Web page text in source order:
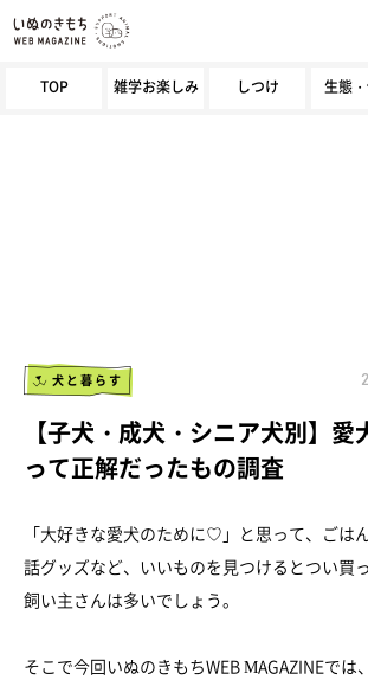
TOP 雑学お楽しみ しつけ 生態
犬と暮らす
【子犬・成犬・シニア犬別】愛
って正解だったもの調査
「大好きな愛犬のために♡」と思って、ごは
話グッズなど、いいものを見つけるとつい買
飼い主さんは多いでしょう。
そこで今回いぬのきもちWEB MAGAZINEでは